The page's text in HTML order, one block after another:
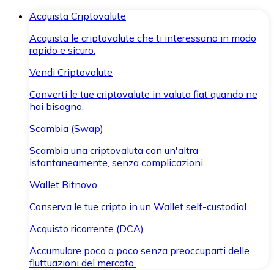
Acquista Criptovalute
Acquista le criptovalute che ti interessano in modo
rapido e sicuro.
Vendi Criptovalute
Converti le tue criptovalute in valuta fiat quando ne
hai bisogno.
Scambia (Swap)
Scambia una criptovaluta con un'altra
istantaneamente, senza complicazioni.
Wallet Bitnovo
Conserva le tue cripto in un Wallet self-custodial.
Acquisto ricorrente (DCA)
Accumulare poco a poco senza preoccuparti delle
fluttuazioni del mercato.